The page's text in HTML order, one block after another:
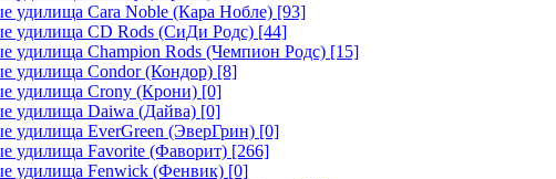
удилища Cara Noble (Кара Нобле) [93]
удилища CD Rods (СиДи Родс) [44]
удилища Champion Rods (Чемпион Родс) [15]
удилища Condor (Кондор) [8]
удилища Crony (Крони) [0]
удилища Daiwa (Дайва) [0]
удилища EverGreen (ЭверГрин) [0]
удилища Favorite (Фаворит) [266]
удилища Fenwick (Фенвик) [0]